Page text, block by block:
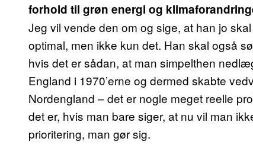
forhold til grøn energi og
Jeg vil vende den om og sige, at han jo
optimal, men ikke kun det. Han skal også
hvis det er sådan, at man simpelthen
England i 1970’erne og dermed skabte
Nordengland – det er nogle meget reelle
det er, hvis man bare siger, at nu vil man
prioritering, man gør sig.